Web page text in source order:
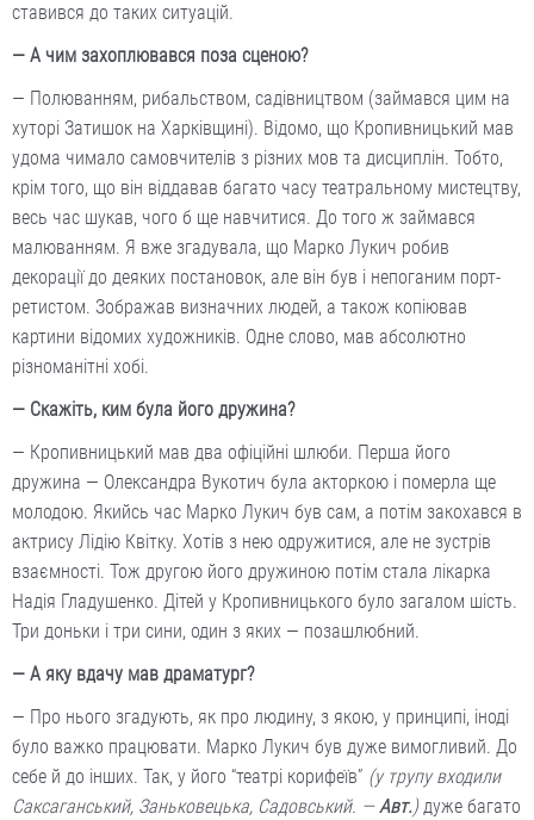
ставився до таких ситуацій.
— А чим захоплювався поза сценою?
— Полюванням, рибальством, садівництвом (займався цим на
хуторі Затишок на Харківщині). Відомо, що Кропивницький мав
удома чимало самовчителів з різних мов та дисциплін. Тобто,
крім того, що він віддавав багато часу театральному мистецтву,
весь час шукав, чого б ще навчитися. До того ж займався
малюванням. Я вже згадувала, що Марко Лукич робив
декорації до деяких постановок, але він був і непоганим порт­
ретистом. Зображав визнач­них людей, а також копіював
картини відомих художників. Одне слово, мав абсолютно
різноманітні хобі.
— Скажіть, ким була його дружина?
— Кропивницький мав два офіційні шлюби. Перша його
дружина — Олександра Вукотич була акторкою і померла ще
молодою. Якийсь час Марко Лукич був сам, а потім закохався в
актрису Лідію Квітку. Хотів з нею одружитися, але не зустрів
взаємності. Тож другою його дружиною потім стала лікарка
Надія Гладушенко. Дітей у Кропивницького було загалом шість.
Три доньки і три сини, один з яких — позашлюбний.
— А яку вдачу мав драматург?
— Про нього згадують, як про людину, з якою, у принципі, іноді
було важко працювати. Марко Лукич був дуже вимогливий. До
себе й до інших. Так, у його “театрі корифеїв” (у трупу входили
Саксаганський, Заньковецька, Садовський. —Авт.)дуже багато